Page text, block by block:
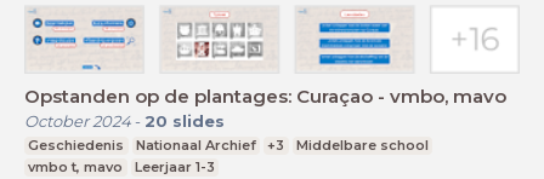
Opstanden op de plantages: Curaçao - vmbo, mavo
October 2024- 20 slides
Geschiedenis Nationaal Archief +3
Middelbare school
vmbo t, mavo
Leerjaar 1-3